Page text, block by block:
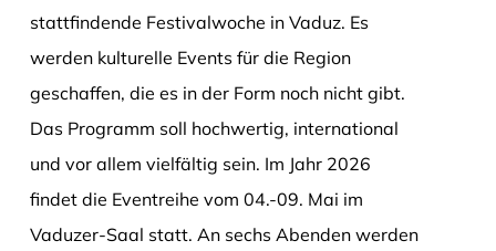
stattfindende Festivalwoche in Vaduz. Es
werden kulturelle Events für die Region
geschaffen, die es in der Form noch nicht gibt.
Das Programm soll hochwertig, international
und vor allem vielfältig sein. Im Jahr 2026
findet die Eventreihe vom 04.-09. Mai im
Vaduzer-Saal statt. An sechs Abenden werden